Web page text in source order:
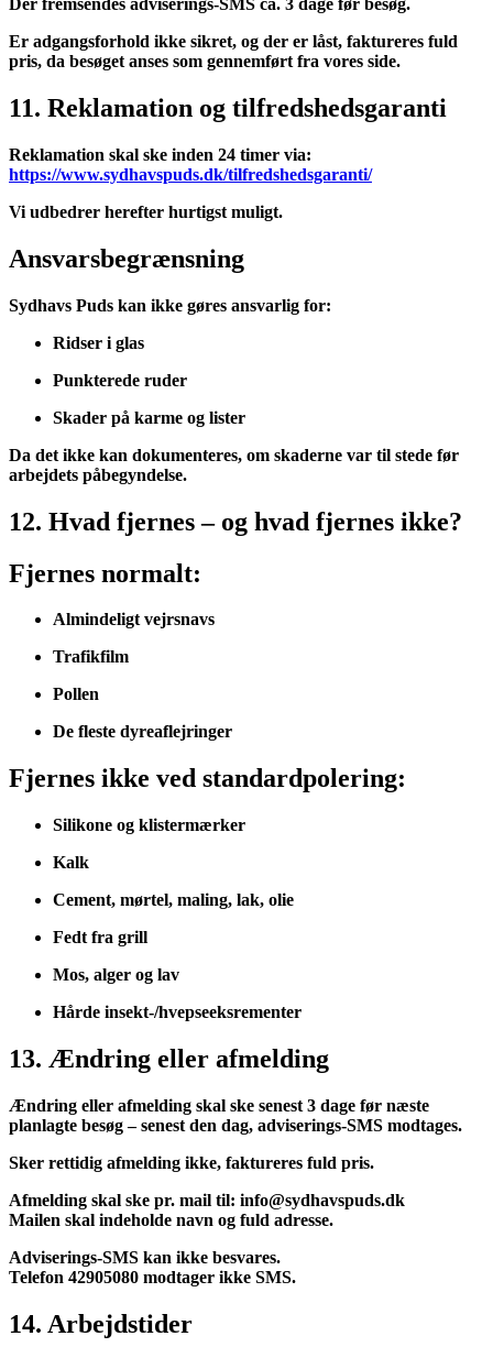
Der fremsendes adviserings-SMS ca. 3 dage før besøg.
Er adgangsforhold ikke sikret, og der er låst, faktureres fuld
pris, da besøget anses som gennemført fra vores side.
11. Reklamation og tilfredshedsgaranti
Reklamation skal ske inden 24 timer via:
https://www.sydhavspuds.dk/tilfredshedsgaranti/
Vi udbedrer herefter hurtigst muligt.
Ansvarsbegrænsning
Sydhavs Puds kan ikke gøres ansvarlig for:
Ridser i glas
Punkterede ruder
Skader på karme og lister
Da det ikke kan dokumenteres, om skaderne var til stede før
arbejdets påbegyndelse.
12. Hvad fjernes – og hvad fjernes ikke?
Fjernes normalt:
Almindeligt vejrsnavs
Trafikfilm
Pollen
De fleste dyreaflejringer
Fjernes ikke ved standardpolering:
Silikone og klistermærker
Kalk
Cement, mørtel, maling, lak, olie
Fedt fra grill
Mos, alger og lav
Hårde insekt-/hvepseeksrementer
13. Ændring eller afmelding
Ændring eller afmelding skal ske senest 3 dage før næste
planlagte besøg – senest den dag, adviserings-SMS modtages.
Sker rettidig afmelding ikke, faktureres fuld pris.
Afmelding skal ske pr. mail til: info@sydhavspuds.dk
Mailen skal indeholde navn og fuld adresse.
Adviserings-SMS kan ikke besvares.
Telefon 42905080 modtager ikke SMS.
14. Arbejdstider